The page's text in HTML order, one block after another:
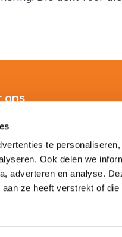
te
Ook delen we
adverteren en analyse.
ze heeft verstrekt of
ons